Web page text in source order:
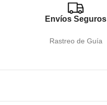
Envíos Seguros
Rastreo de Guía